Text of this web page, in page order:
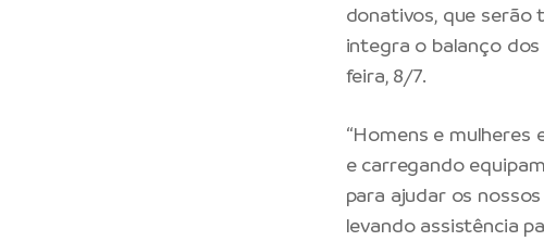
donativos, que serão
integra o balanço
feira, 8/7.
“Homens e
e carregando
para ajudar os
levando assistência